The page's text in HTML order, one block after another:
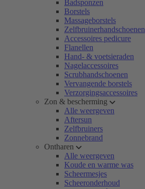
Badsponzen
Borstels
Massageborstels
Zelfbruinerhandschoenen
Accessoires pedicure
Flanellen
Hand- & voetsieraden
Nagelaccessoires
Scrubhandschoenen
Vervangende borstels
Verzorgingsaccessoires
Zon & bescherming
Alle weergeven
Aftersun
Zelfbruiners
Zonnebrand
Ontharen
Alle weergeven
Koude en warme was
Scheermesjes
Scheeronderhoud